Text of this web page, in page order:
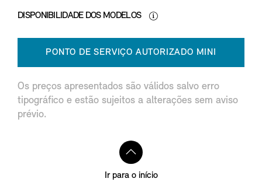
DISPONIBILIDADE DOS MODELOS
PONTO DE SERVIÇO AUTORIZADO MINI
Os preços apresentados são válidos salvo erro
tipográfico e estão sujeitos a alterações sem aviso
prévio.
Ir para o início